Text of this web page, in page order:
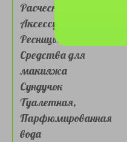
Расчески, Зеркала,
Аксессуары для волос
Ресницы
Средства для
макияжа
Сундучок
Туалетная,
Парфюмированная
вода